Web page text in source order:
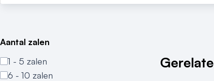
Aantal zalen
1 - 5 zalen
6 - 10 zalen